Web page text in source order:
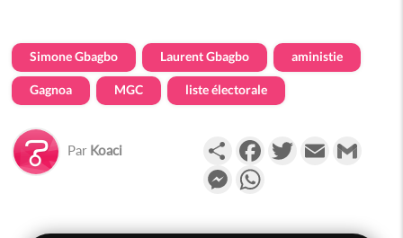
Simone Gbagbo Laurent Gbagbo aministie
Gagnoa MGC liste électorale
Par Koaci PartagerFacebookTwitterEmail
Messenger